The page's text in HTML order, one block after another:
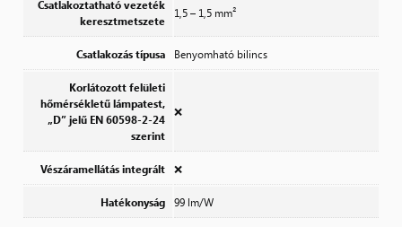
Csatlakoztatható vezeték
keresztmetszete
1,5 – 1,5 mm²
Csatlakozás típusa Benyomható bilincs
Korlátozott felületi
hőmérsékletű lámpatest,
„D” jelű EN 60598-2-24
szerint
❌
Vészáramellátás integrált ❌
Hatékonyság 99 lm/W